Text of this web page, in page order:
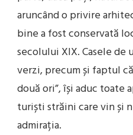
aruncând o privire
bine a fost conservată
secolului XIX. Casele
verzi, precum și faptul
două ori”, își aduc toate
turiști străini care vin și
admirația.